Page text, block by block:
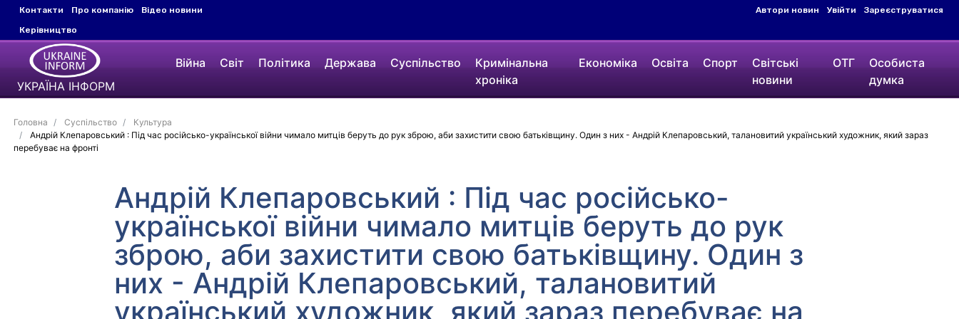
Контакти Про компанію
Відео новини
Керівництво
Автори новин Увійти Зареєструватися
УКРАЇНА ІНФОРМ
Війна Світ Політика Держава Суспільство
Кримінальна
хроніка
Економіка Освіта Спорт
Світські
новини
ОТГ
Особиста
думка
Головна Суспільство
Культура
Андрій Клепаровський : Під час російсько-української війни чимало митців беруть до рук зброю, аби захистити свою батьківщину. Один з них - Андрій Клепаровський, талановитий український художник, який зараз
перебуває на фронті
Андрій Клепаровський : Під час російсько-
української війни чимало митців беруть до рук
зброю, аби захистити свою батьківщину. Один з
них - Андрій Клепаровський, талановитий
український художник, який зараз перебуває на